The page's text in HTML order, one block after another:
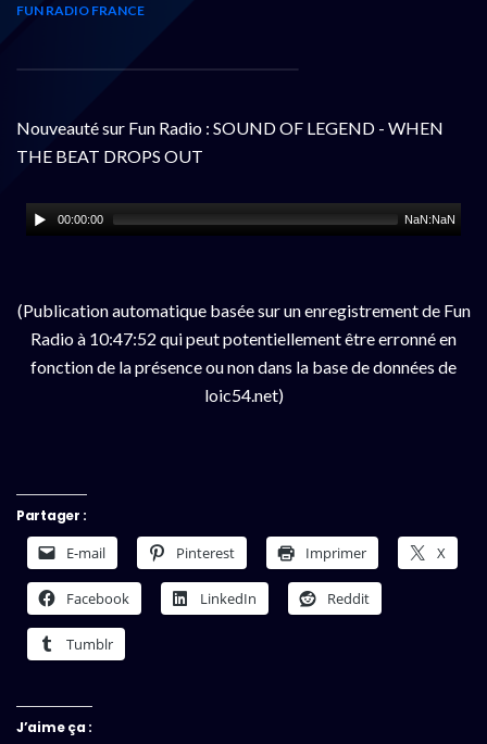
FUN RADIO FRANCE
Nouveauté sur Fun Radio : SOUND OF LEGEND - WHEN
THE BEAT DROPS OUT
00:00:00 NaN:NaN
(Publication automatique basée sur un enregistrement de Fun
Radio à 10:47:52 qui peut potentiellement être erronné en
fonction de la présence ou non dans la base de données de
loic54.net)
Partager :
E-mail Pinterest Imprimer X
Facebook LinkedIn Reddit
Tumblr
J’aime ça :